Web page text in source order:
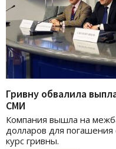
Гривну обвалила
СМИ
Компания вышла на
долларов для
курс гривны.